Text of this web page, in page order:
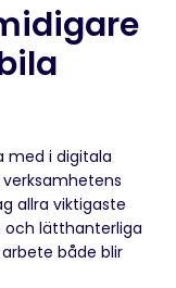
med i digitala
allra viktigaste
lätthanterliga
både blir